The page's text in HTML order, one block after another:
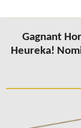
Gagnant
Heureka!